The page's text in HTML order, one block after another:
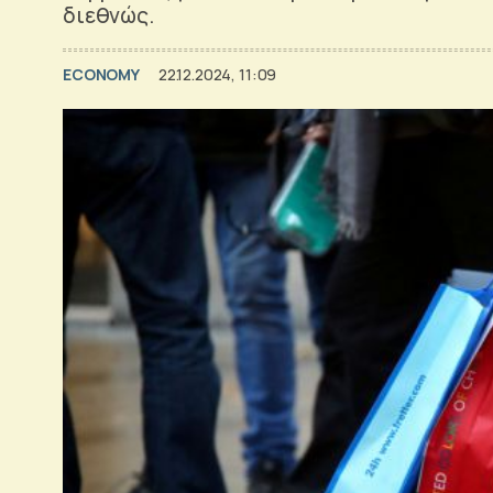
διεθνώς.
ECONOMY 22.12.2024, 11:09